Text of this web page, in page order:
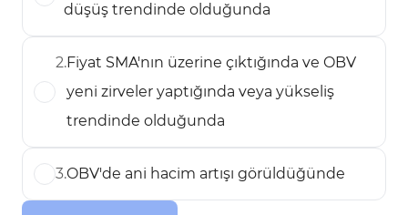
düşüş trendinde olduğunda
2.Fiyat SMA'nın üzerine çıktığında ve OBV
yeni zirveler yaptığında veya yükseliş
trendinde olduğunda
3.OBV'de ani hacim artışı görüldüğünde